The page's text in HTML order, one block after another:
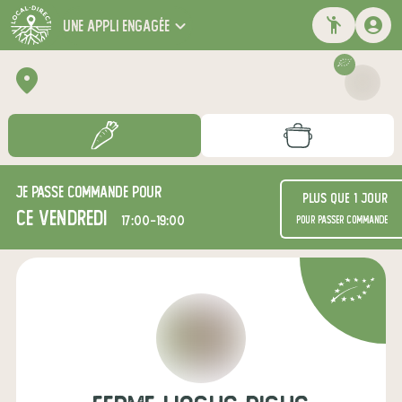
une appli engagée
Je passe commande pour
ce vendredi 17:00-19:00
Plus que 1 jour
pour passer commande